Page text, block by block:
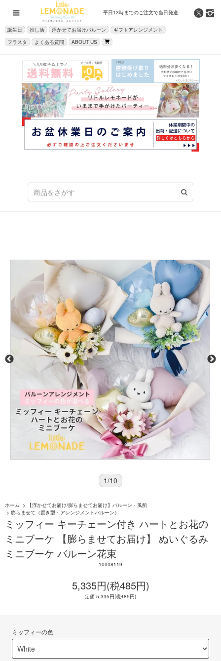
平日13時までのご注文で当日発送
誕生日 推し活 浮かせてお届けバルーン
ギフトアレンジメント
フラスタ
よくある質問 ABOUT US
1/10
ホーム >
【浮かせてお届け/膨らませてお届け】バルーン・風船
> 膨らませて（置き型・アレンジメントバルーン）
ミッフィー キーチェーン付き ハートとお花の
ミニブーケ 【膨らませてお届け】 ぬいぐるみ
ミニブーケ バルーン花束
10008119
5,335円(税485円)
定価 5,335円(税485円)
ミッフィーの色